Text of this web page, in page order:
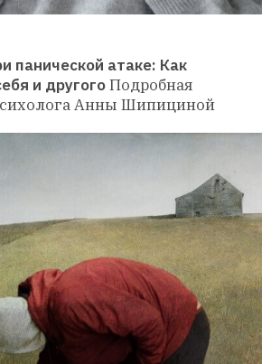
панической атаке: Как
и другогоПодробная
Анны Шипициной